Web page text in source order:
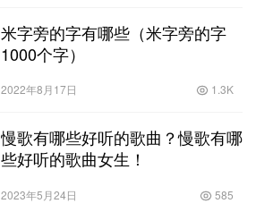
米字旁的字有哪些（米字旁的字
1000个字）
2022年8月17日 1.3K
慢歌有哪些好听的歌曲？慢歌有哪
些好听的歌曲女生！
2023年5月24日 585